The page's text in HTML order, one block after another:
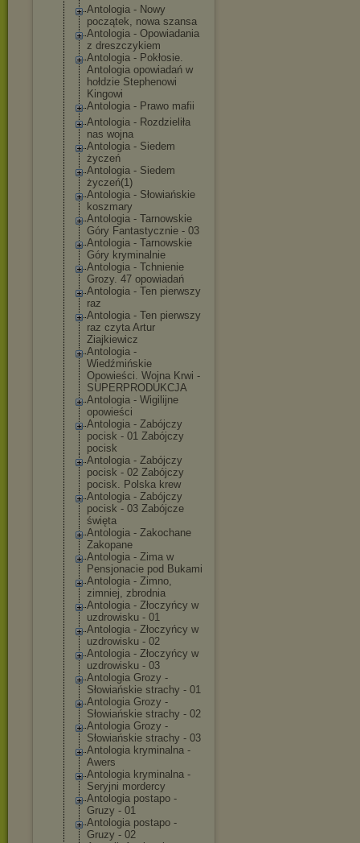
Antologia - Nowy
początek, nowa szansa
Antologia - Opowiadania
z dreszczykiem
Antologia - Pokłosie.
Antologia opowiadań w
hołdzie Stephenowi
Kingowi
Antologia - Prawo mafii
Antologia - Rozdzieliła
nas wojna
Antologia - Siedem
życzeń
Antologia - Siedem
życzeń(1)
Antologia - Słowiańskie
koszmary
Antologia - Tarnowskie
Góry Fantastycznie - 03
Antologia - Tarnowskie
Góry kryminalnie
Antologia - Tchnienie
Grozy. 47 opowiadań
Antologia - Ten pierwszy
raz
Antologia - Ten pierwszy
raz czyta Artur
Ziajkiewicz
Antologia -
Wiedźmińskie
Opowieści. Wojna Krwi -
SUPERPRODUKCJA
Antologia - Wigilijne
opowieści
Antologia - Zabójczy
pocisk - 01 Zabójczy
pocisk
Antologia - Zabójczy
pocisk - 02 Zabójczy
pocisk. Polska krew
Antologia - Zabójczy
pocisk - 03 Zabójcze
święta
Antologia - Zakochane
Zakopane
Antologia - Zima w
Pensjonacie pod Bukami
Antologia - Zimno,
zimniej, zbrodnia
Antologia - Złoczyńcy w
uzdrowisku - 01
Antologia - Złoczyńcy w
uzdrowisku - 02
Antologia - Złoczyńcy w
uzdrowisku - 03
Antologia Grozy -
Słowiańskie strachy - 01
Antologia Grozy -
Słowiańskie strachy - 02
Antologia Grozy -
Słowiańskie strachy - 03
Antologia kryminalna -
Awers
Antologia kryminalna -
Seryjni mordercy
Antologia postapo -
Gruzy - 01
Antologia postapo -
Gruzy - 02